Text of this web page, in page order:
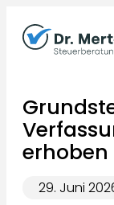
Inhalt
springen
erhoben
29. Juni